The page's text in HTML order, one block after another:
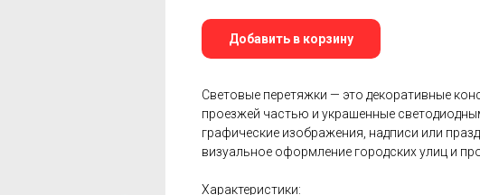
Добавить в корзину
Световые перетяжки — это декоративные
проезжей частью и украшенные
графические изображения, надписи или
визуальное оформление городских улиц и
Характеристики: